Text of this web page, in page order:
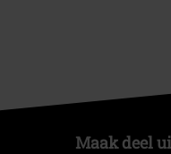
Maak deel